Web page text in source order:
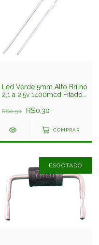
Led Verde 5mm Alto Brilho
2,1 a 2,5v 1400mcd Fitado
R$0,50 R$0,30
COMPRAR
ESGOTADO